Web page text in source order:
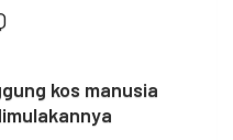
kos manusia